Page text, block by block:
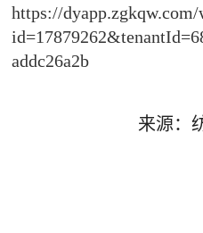
https://dyapp.zgkqw.com/
addc26a2b
来源：